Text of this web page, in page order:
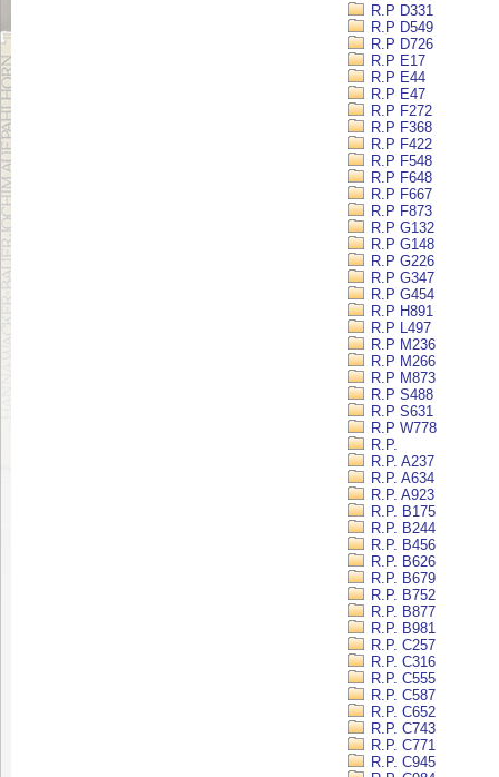
R.P D331
R.P D549
R.P D726
R.P E17
R.P E44
R.P E47
R.P F272
R.P F368
R.P F422
R.P F548
R.P F648
R.P F667
R.P F873
R.P G132
R.P G148
R.P G226
R.P G347
R.P G454
R.P H891
R.P L497
R.P M236
R.P M266
R.P M873
R.P S488
R.P S631
R.P W778
R.P.
R.P. A237
R.P. A634
R.P. A923
R.P. B175
R.P. B244
R.P. B456
R.P. B626
R.P. B679
R.P. B752
R.P. B877
R.P. B981
R.P. C257
R.P. C316
R.P. C555
R.P. C587
R.P. C652
R.P. C743
R.P. C771
R.P. C945